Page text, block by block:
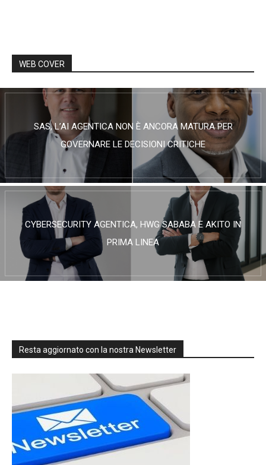
WEB COVER
SAS, L’AI AGENTICA NON È ANCORA MATURA PER
GOVERNARE LE DECISIONI CRITICHE
CYBERSECURITY AGENTICA, HWG SABABA E AKITO IN
PRIMA LINEA
Resta aggiornato con la nostra Newsletter